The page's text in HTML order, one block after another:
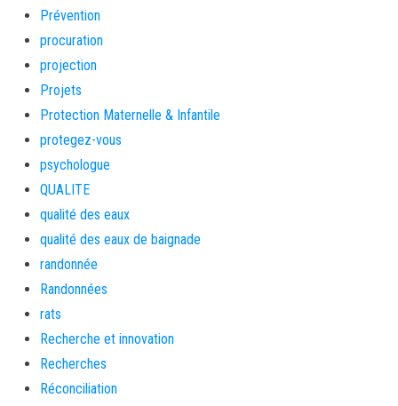
Prévention
procuration
projection
Projets
Protection Maternelle & Infantile
protegez-vous
psychologue
QUALITE
qualité des eaux
qualité des eaux de baignade
randonnée
Randonnées
rats
Recherche et innovation
Recherches
Réconciliation